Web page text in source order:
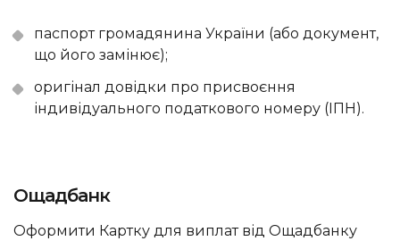
паспорт громадянина України (або документ,
що його замінює);
оригінал довідки про присвоєння
індивідуального податкового номеру (ІПН).
Ощадбанк
Оформити Картку для виплат від Ощадбанку